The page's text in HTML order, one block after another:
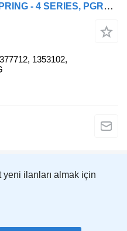
Kamyon için Scania LEAF SPRING - 4 SERIES, PGRT SERIES SCANIA makas
1353102,
yeni ilanları almak için